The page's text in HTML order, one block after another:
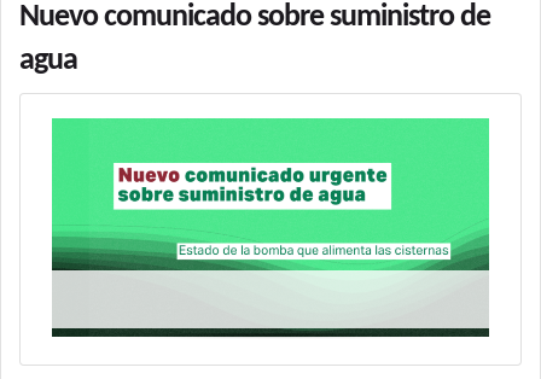
Nuevo comunicado sobre suministro de
agua